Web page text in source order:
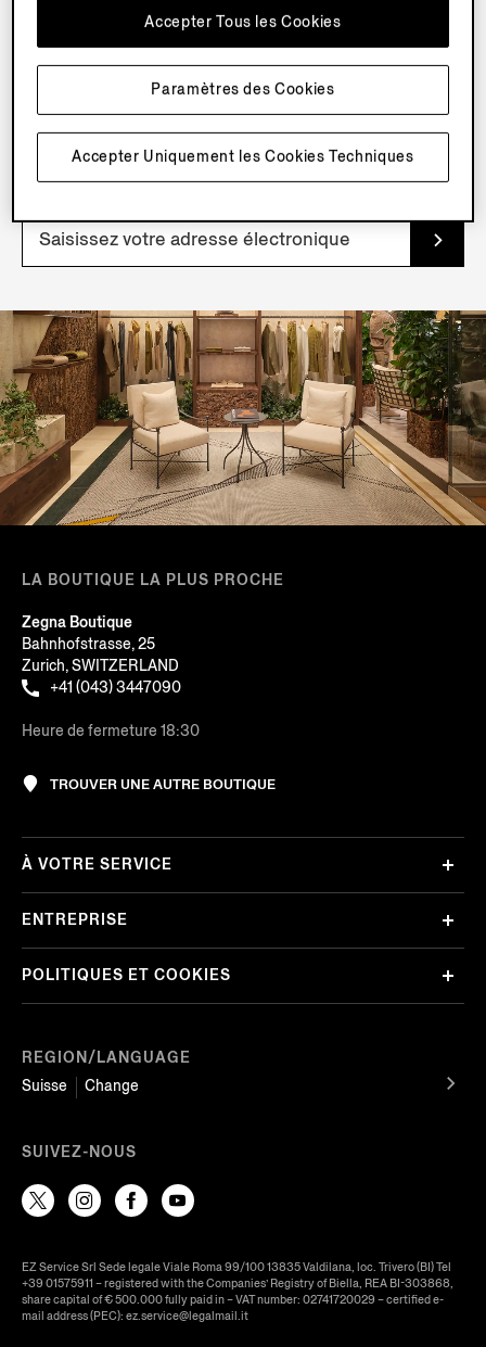
NEWSLETTER
Inscrivez-vous à notre newsletter pour profiter de
contenus, d’offres et de services exclusifs et découvrir
nos articles en avant-première.
LA BOUTIQUE LA PLUS PROCHE
Zegna Boutique
Bahnhofstrasse, 25
Zurich, SWITZERLAND
+41 (043) 3447090
Heure de fermeture 18:30
TROUVER UNE AUTRE BOUTIQUE
REGION/LANGUAGE
Suisse
Change
À VOTRE SERVICE
ENTREPRISE
POLITIQUES ET COOKIES
SUIVEZ-NOUS
EZ Service Srl Sede legale Viale Roma 99/100 13835 Valdilana, loc. Trivero (BI) Tel
+39 01575911 – registered with the Companies’ Registry of Biella, REA BI-303868,
share capital of € 500.000 fully paid in – VAT number: 02741720029 – certified e-
mail address (PEC): ez.service@legalmail.it
Accepter Uniquement les Cookies Techniques
Accepter Tous les Cookies
Paramètres des Cookies